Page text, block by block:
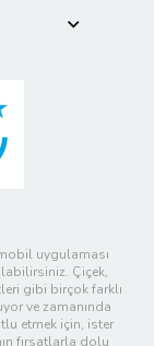
uygulaması
Çiçek,
gibi birçok farklı
ve zamanında
etmek için, ister
fırsatlarla dolu